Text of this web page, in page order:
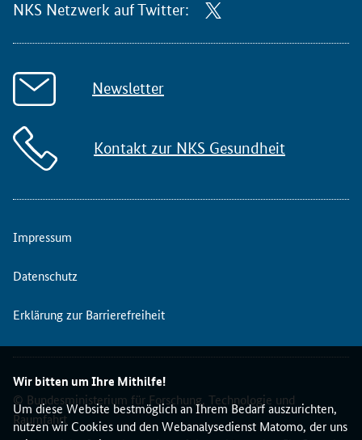
Wir bitten um Ihre Mithilfe!
Um diese Website bestmöglich an Ihrem Bedarf auszurichten,
nutzen wir Cookies und den Webanalysedienst Matomo, der uns
NKS Netzwerk auf Twitter:
Newsletter
Kontakt zur NKS Gesundheit
Impressum
Datenschutz
Erklärung zur Barrierefreiheit
© Bundesministerium für Forschung, Technologie und
Raumfahrt